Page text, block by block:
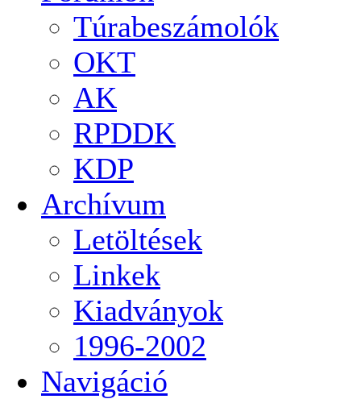
Túrabeszámolók
OKT
AK
RPDDK
KDP
Archívum
Letöltések
Linkek
Kiadványok
1996-2002
Navigáció